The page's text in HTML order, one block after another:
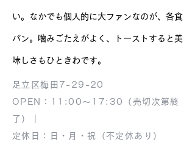
い。なかでも個人的に大ファンなのが、各食
パン。噛みごたえがよく、トーストすると美
味しさもひときわです。
足立区梅田7-29-20
OPEN：11:00〜17:30（売切次第終
了）｜
定休日：日・月・祝（不定休あり）